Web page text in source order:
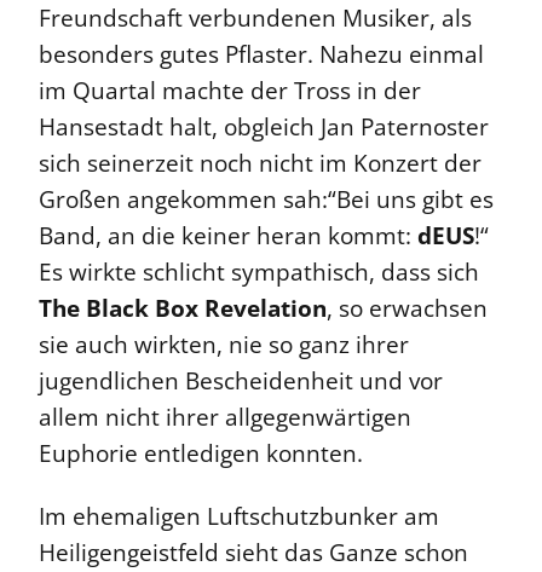
Freundschaft verbundenen Musiker, als
besonders gutes Pflaster. Nahezu einmal
im Quartal machte der Tross in der
Hansestadt halt, obgleich Jan Paternoster
sich seinerzeit noch nicht im Konzert der
Großen angekommen sah:“Bei uns gibt es
Band, an die keiner heran kommt: dEUS!“
Es wirkte schlicht sympathisch, dass sich
The Black Box Revelation, so erwachsen
sie auch wirkten, nie so ganz ihrer
jugendlichen Bescheidenheit und vor
allem nicht ihrer allgegenwärtigen
Euphorie entledigen konnten.
Im ehemaligen Luftschutzbunker am
Heiligengeistfeld sieht das Ganze schon